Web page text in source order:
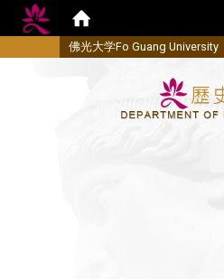
佛光大学Fo Guang University